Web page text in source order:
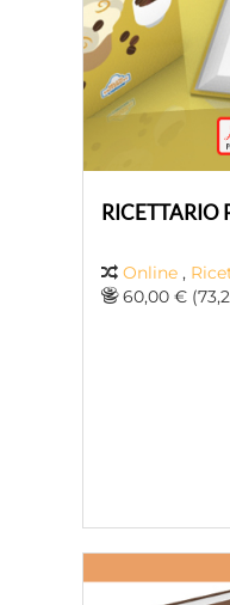
RICETTARIO
Online ,
60,00 €